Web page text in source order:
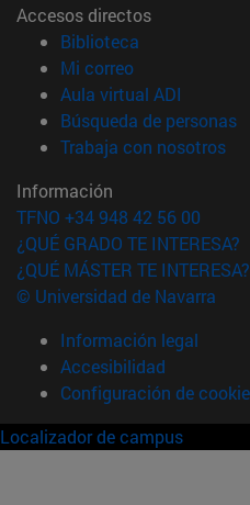
Accesos directos
Biblioteca
Mi correo(abre en nueva
Aula virtual ADI
Búsqueda de personas
Trabaja con nosotros
Información
TFNO +34 948 42 56 00
¿QUÉ GRADO TE INTERESA?
¿QUÉ MÁSTER TE INTERESA?
© Universidad de Navarra
Información legal
Accesibilidad
Configuración de
Localizador de campus